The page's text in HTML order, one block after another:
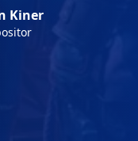
Kiner